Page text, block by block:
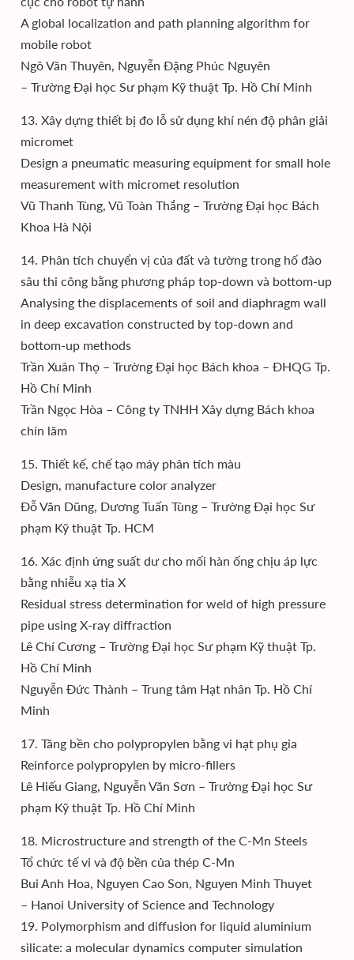
A global localization and path planning algorithm for
mobile robot
Ngô Văn Thuyên, Nguyễn Đặng Phúc Nguyên
– Trường Đại học Sư phạm Kỹ thuật Tp. Hồ Chí Minh
13. Xây dựng thiết bị đo lỗ sử dụng khí nén độ phân giải
micromet
Design a pneumatic measuring equipment for small hole
measurement with micromet resolution
Vũ Thanh Tùng, Vũ Toàn Thắng – Trường Đại học Bách
Khoa Hà Nội
14. Phân tích chuyển vị của đất và tường trong hố đào
sâu thi công bằng phương pháp top-down và bottom-up
Analysing the displacements of soil and diaphragm wall
in deep excavation constructed by top-down and
bottom-up methods
Trần Xuân Thọ – Trường Đại học Bách khoa – ĐHQG Tp.
Hồ Chí Minh
Trần Ngọc Hòa – Công ty TNHH Xây dựng Bách khoa
chín lăm
15. Thiết kế, chế tạo máy phân tích màu
Design, manufacture color analyzer
Đỗ Văn Dũng, Dương Tuấn Tùng – Trường Đại học Sư
phạm Kỹ thuật Tp. HCM
16. Xác định ứng suất dư cho mối hàn ống chịu áp lực
bằng nhiễu xạ tia X
Residual stress determination for weld of high pressure
pipe using X-ray diffraction
Lê Chí Cương – Trường Đại học Sư phạm Kỹ thuật Tp.
Hồ Chí Minh
Nguyễn Đức Thành – Trung tâm Hạt nhân Tp. Hồ Chí
Minh
17. Tăng bền cho polypropylen bằng vi hạt phụ gia
Reinforce polypropylen by micro-fillers
Lê Hiếu Giang, Nguyễn Văn Sơn – Trường Đại học Sư
phạm Kỹ thuật Tp. Hồ Chí Minh
18. Microstructure and strength of the C-Mn Steels
Tổ chức tế vi và độ bền của thép C-Mn
Bui Anh Hoa, Nguyen Cao Son, Nguyen Minh Thuyet
– Hanoi University of Science and Technology
19. Polymorphism and diffusion for liquid aluminium
silicate: a molecular dynamics computer simulation